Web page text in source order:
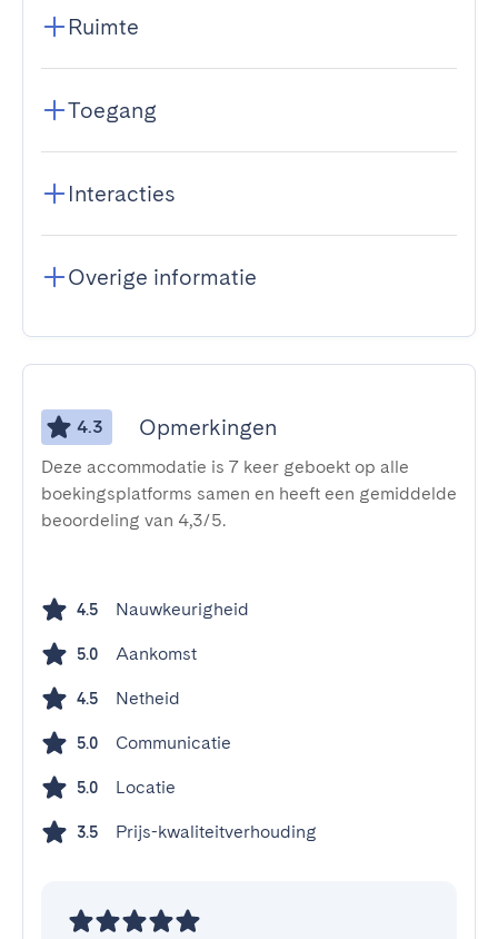
Ruimte
Toegang
Interacties
Overige informatie
4.3 Opmerkingen
Deze accommodatie is 7 keer geboekt op alle
boekingsplatforms samen en heeft een gemiddelde
beoordeling van 4,3/5.
4.5 Nauwkeurigheid
5.0 Aankomst
4.5 Netheid
5.0 Communicatie
5.0 Locatie
3.5 Prijs-kwaliteitverhouding